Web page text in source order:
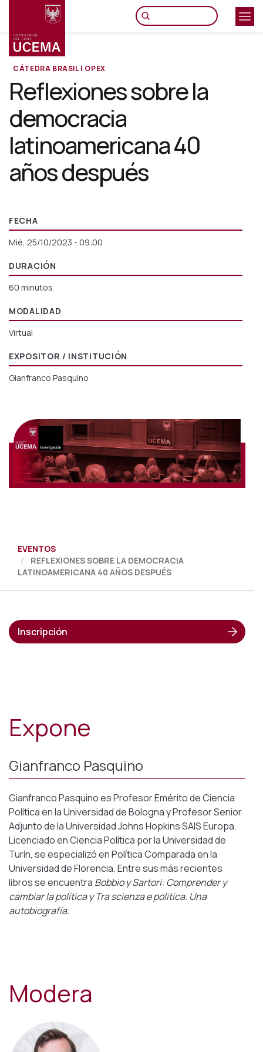
principal
CÁTEDRA BRASIL | OPEX
Reflexiones sobre la
democracia
latinoamericana 40
años después
FECHA
Mié, 25/10/2023 - 09:00
DURACIÓN
60 minutos
MODALIDAD
Virtual
EXPOSITOR / INSTITUCIÓN
Gianfranco Pasquino
EVENTOS
REFLEXIONES SOBRE LA DEMOCRACIA
LATINOAMERICANA 40 AÑOS DESPUÉS
Inscripción
Expone
Gianfranco Pasquino
Gianfranco Pasquino es Profesor Emérito de Ciencia
Política en la Universidad de Bologna y Profesor Senior
Adjunto de la Universidad Johns Hopkins SAIS Europa.
Licenciado en Ciencia Política por la Universidad de
Turín, se especializó en Política Comparada en la
Universidad de Florencia. Entre sus más recientes
libros se encuentra Bobbio y Sartori: Comprender y
cambiar la política y Tra scienza e politica. Una
autobiografía.
Modera